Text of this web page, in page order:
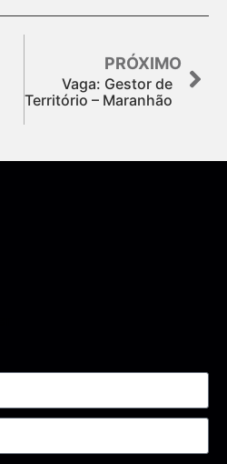
PRÓXIMO
Vaga: Gestor de
Território – Maranhão